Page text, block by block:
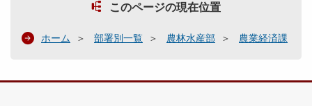
このページの現在位置
ホーム 部署別一覧 農林水産部 農業経済課